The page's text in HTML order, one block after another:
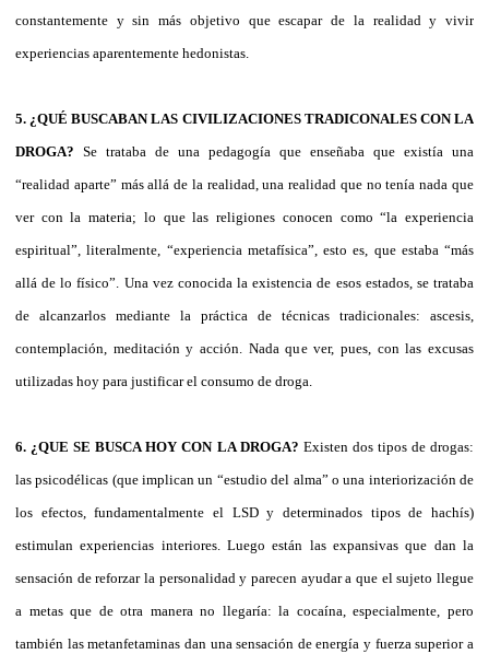
constantemente y sin más objetivo que escapar de la realidad y vivir
experiencias aparentemente hedonistas.
5. ¿QUÉ BUSCABAN LAS CIVILIZACIONES TRADICONALES CON LA
DROGA? Se trataba de una pedagogía que enseñaba que existía una
“realidad aparte” más allá de la realidad, una realidad que no tenía nada que
ver con la materia; lo que las religiones conocen como “la experiencia
espiritual”, literalmente, “experiencia metafísica”, esto es, que estaba “más
allá de lo físico”. Una vez conocida la existencia de esos estados, se trataba
de alcanzarlos mediante la práctica de técnicas tradicionales: ascesis,
contemplación, meditación y acción. Nada que ver, pues, con las excusas
utilizadas hoy para justificar el consumo de droga.
6. ¿QUE SE BUSCA HOY CON LA DROGA? Existen dos tipos de drogas:
las psicodélicas (que implican un “estudio del alma” o una interiorización de
los efectos, fundamentalmente el LSD y determinados tipos de hachís)
estimulan experiencias interiores. Luego están las expansivas que dan la
sensación de reforzar la personalidad y parecen ayudar a que el sujeto llegue
a metas que de otra manera no llegaría: la cocaína, especialmente, pero
también las metanfetaminas dan una sensación de energía y fuerza superior a